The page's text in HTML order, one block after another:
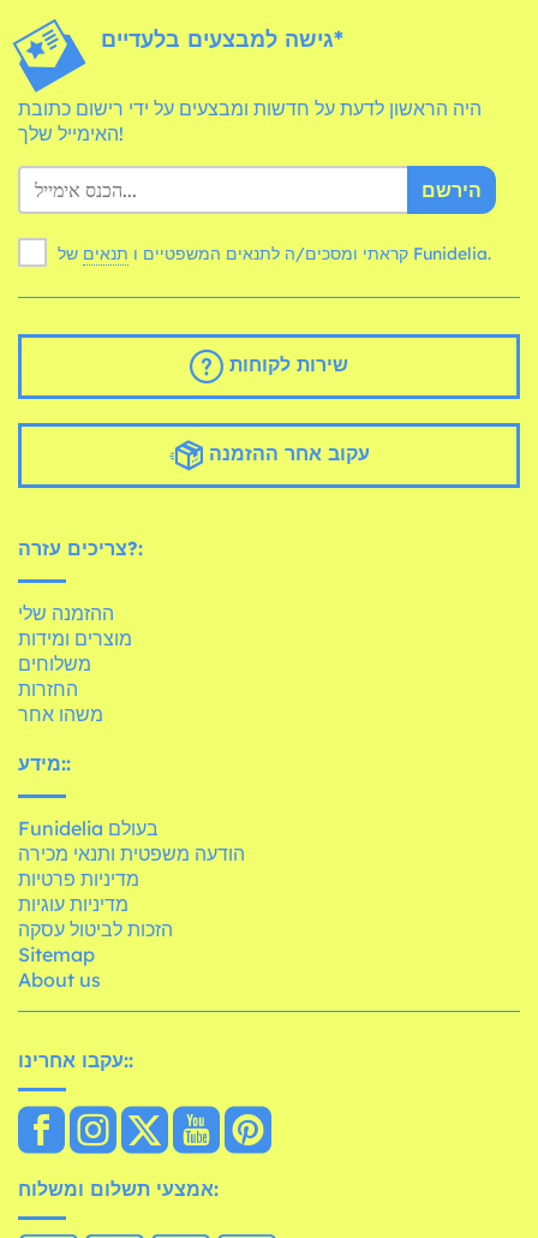
גישה למבצעים בלעדיים*
היה הראשון לדעת על חדשות ומבצעים על ידי רישום כתובת
האימייל שלך!
הירשם
קראתי ומסכים/ה לתנאים המשפטיים ו תנאים של Funidelia.
שירות לקוחות
עקוב אחר ההזמנה
צריכים עזרה?:
ההזמנה שלי
מוצרים ומידות
משלוחים
החזרות
משהו אחר
מידע::
Funidelia בעולם
הודעה משפטית ותנאי מכירה
מדיניות פרטיות
מדיניות עוגיות
הזכות לביטול עסקה
Sitemap
About us
עקבו אחרינו::
אמצעי תשלום ומשלוח: